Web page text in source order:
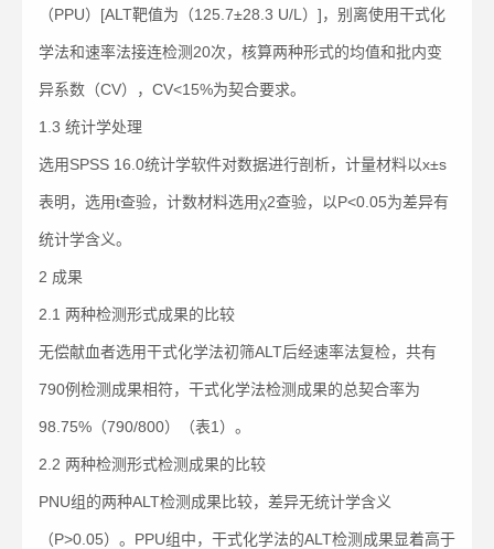
（PPU）[ALT靶值为（125.7±28.3 U/L）]，别离使用干式化
学法和速率法接连检测20次，核算两种形式的均值和批内变
异系数（CV），CV<15%为契合要求。
1.3 统计学处理
选用SPSS 16.0统计学软件对数据进行剖析，计量材料以x±s
表明，选用t查验，计数材料选用χ2查验，以P<0.05为差异有
统计学含义。
2 成果
2.1 两种检测形式成果的比较
无偿献血者选用干式化学法初筛ALT后经速率法复检，共有
790例检测成果相符，干式化学法检测成果的总契合率为
98.75%（790/800）（表1）。
2.2 两种检测形式检测成果的比较
PNU组的两种ALT检测成果比较，差异无统计学含义
（P>0.05）。PPU组中，干式化学法的ALT检测成果显着高于